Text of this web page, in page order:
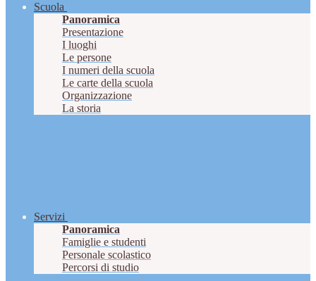
Scuola
Panoramica
Presentazione
I luoghi
Le persone
I numeri della scuola
Le carte della scuola
Organizzazione
La storia
Servizi
Panoramica
Famiglie e studenti
Personale scolastico
Percorsi di studio